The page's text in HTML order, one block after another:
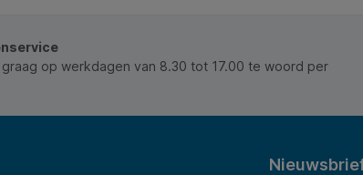
op werkdagen van 8.30 tot 17.00 te woord per